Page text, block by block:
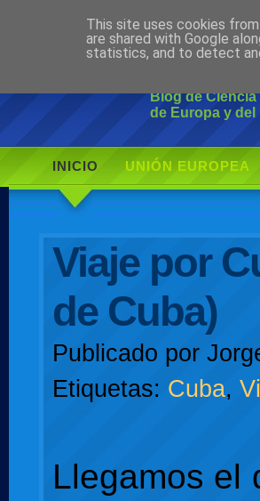
Blog de Ciencia
de Europa y del
INICIO UNIÓN EUROPEA
Viaje por
de Cuba)
Publicado por
Etiquetas: Cuba,
Llegamos el
This site uses cookies
are shared with Google
statistics, and to detect